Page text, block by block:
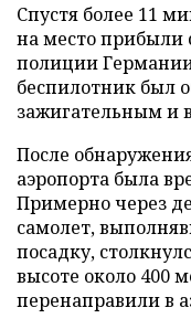
Спустя более 11
на место прибыли
полиции
беспилотник был
зажигательным и
После
аэропорта была
Примерно через
самолет,
посадку,
высоте около 400
перенаправили в